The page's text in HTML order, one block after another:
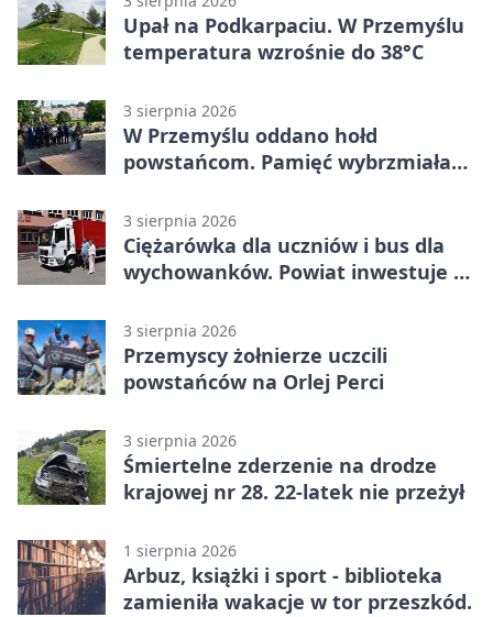
Upał na Podkarpaciu. W Przemyślu
temperatura wzrośnie do 38°C
3 sierpnia 2026
W Przemyślu oddano hołd
powstańcom. Pamięć wybrzmiała
3 sierpnia 2026
Ciężarówka dla uczniów i bus dla
wychowanków. Powiat inwestuje w
3 sierpnia 2026
Przemyscy żołnierze uczcili
powstańców na Orlej Perci
3 sierpnia 2026
Śmiertelne zderzenie na drodze
krajowej nr 28. 22-latek nie przeżył
1 sierpnia 2026
Arbuz, książki i sport - biblioteka
zamieniła wakacje w tor przeszkód.